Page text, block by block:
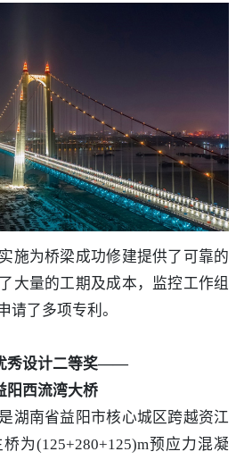
为桥梁成功修建提供了可靠的
大量的工期及成本，监控工作组
请了多项专利。
秀设计二等奖——
阳西流湾大桥
南省益阳市核心城区跨越资江
为(125+280+125)m预应力混凝